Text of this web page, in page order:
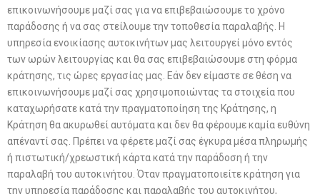
επικοινωνήσουμε μαζί σας για να επιβεβαιώσουμε το χρόνο
παράδοσης ή να σας στείλουμε την τοποθεσία παραλαβής. Η
υπηρεσία ενοικίασης αυτοκινήτων μας λειτουργεί μόνο εντός
των ωρών λειτουργίας και θα σας επιβεβαιώσουμε στη φόρμα
κράτησης, τις ώρες εργασίας μας. Εάν δεν είμαστε σε θέση να
επικοινωνήσουμε μαζί σας χρησιμοποιώντας τα στοιχεία που
καταχωρήσατε κατά την πραγματοποίηση της Κράτησης, η
Κράτηση θα ακυρωθεί αυτόματα και δεν θα φέρουμε καμία ευθύνη
απέναντί σας. Πρέπει να φέρετε μαζί σας έγκυρα μέσα πληρωμής
ή πιστωτική/χρεωστική κάρτα κατά την παράδοση ή την
παραλαβή του αυτοκινήτου. Όταν πραγματοποιείτε κράτηση για
την υπηρεσία παράδοσης και παραλαβής του αυτοκινήτου,